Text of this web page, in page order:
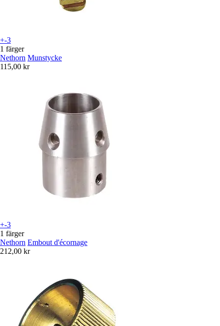
+-3
1 färger
Nethorn Munstycke
115,00 kr
+-3
1 färger
Nethorn Embout d'écornage
212,00 kr